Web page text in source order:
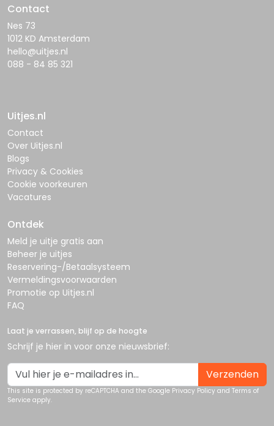
Contact
Nes 73
1012 KD Amsterdam
hello@uitjes.nl
088 - 84 85 321
Uitjes.nl
Contact
Over Uitjes.nl
Blogs
Privacy & Cookies
Cookie voorkeuren
Vacatures
Ontdek
Meld je uitje gratis aan
Beheer je uitjes
Reservering-/Betaalsysteem
Vermeldingsvoorwaarden
Promotie op Uitjes.nl
FAQ
Laat je verrassen, blijf op de hoogte
Schrijf je hier in voor onze nieuwsbrief:
Verzenden
This site is protected by reCAPTCHA and the Google Privacy Policy and Terms of
Service apply.